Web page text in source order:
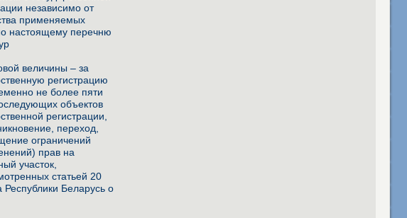
независимо от
применяемых
настоящему перечню
величины – за
регистрацию
не более пяти
объектов
регистрации,
переход,
ограничений
прав на
участок,
статьей 20
Республики Беларусь о